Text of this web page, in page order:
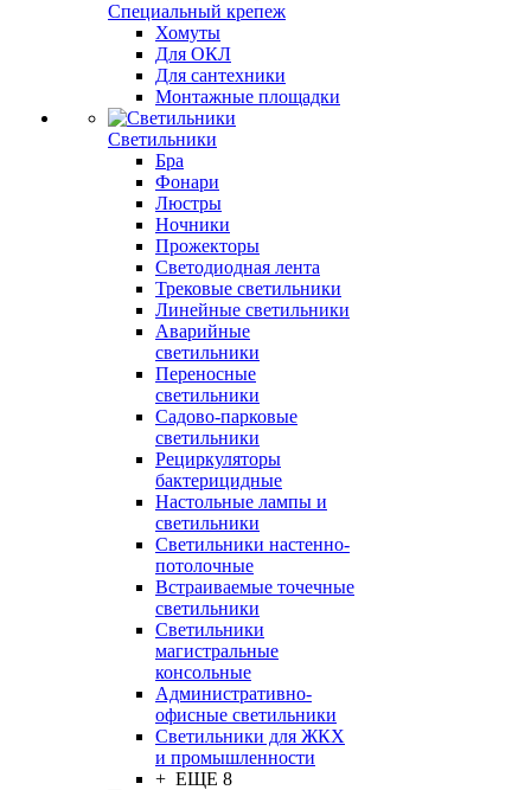
Специальный крепеж
Хомуты
Для ОКЛ
Для сантехники
Монтажные площадки
Светильники
Бра
Фонари
Люстры
Ночники
Прожекторы
Светодиодная лента
Трековые светильники
Линейные светильники
Аварийные
светильники
Переносные
светильники
Садово-парковые
светильники
Рециркуляторы
бактерицидные
Настольные лампы и
светильники
Светильники настенно-
потолочные
Встраиваемые точечные
светильники
Светильники
магистральные
консольные
Административно-
офисные светильники
Светильники для ЖКХ
и промышленности
+ ЕЩЕ 8